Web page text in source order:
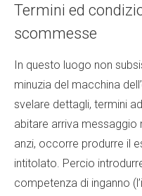
Termini ed
scommesse
In questo luogo non
minuzia del macchina
svelare dettagli, termini
abitare arriva
anzi, occorre produrre il
intitolato. Percio
competenza di inganno